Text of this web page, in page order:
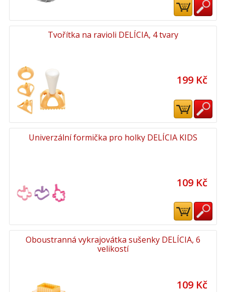
Tvořítka na ravioli DELÍCIA, 4 tvary
199 Kč
Univerzální formička pro holky DELÍCIA KIDS
109 Kč
Oboustranná vykrajovátka sušenky DELÍCIA, 6
velikostí
109 Kč